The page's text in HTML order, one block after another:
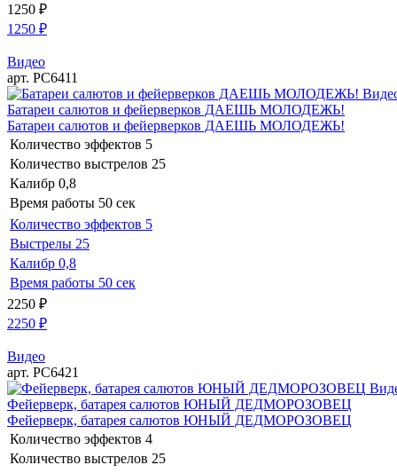
1250 ₽
1250 ₽
Видео
арт. РС6411
Батареи салютов и фейерверков ДАЕШЬ МОЛОДЕЖЬ!
Батареи салютов и фейерверков ДАЕШЬ МОЛОДЕЖЬ!
Количество эффектов 5
Количество выстрелов 25
Калибр 0,8
Время работы 50 сек
Количество эффектов 5
Выстрелы 25
Калибр 0,8
Время работы 50 сек
2250 ₽
2250 ₽
Видео
арт. РС6421
Фейерверк, батарея салютов ЮНЫЙ ДЕДМОРОЗОВЕЦ
Фейерверк, батарея салютов ЮНЫЙ ДЕДМОРОЗОВЕЦ
Количество эффектов 4
Количество выстрелов 25